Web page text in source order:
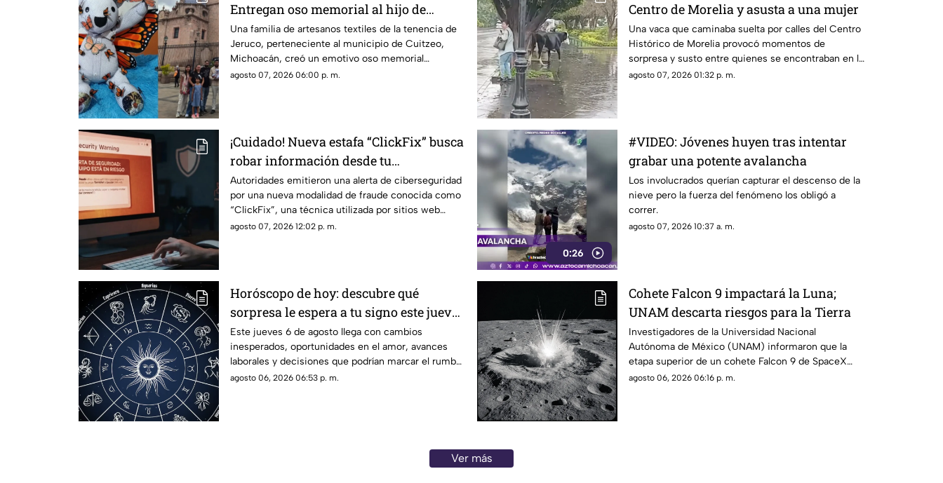
Entregan oso memorial al hijo de
Homero Gómez.
Una familia de artesanos textiles de la tenencia de
Jeruco, perteneciente al municipio de Cuitzeo,
Michoacán, creó un emotivo oso memorial
dedicado a Homero Gómez González, el defensor
agosto 07, 2026 06:00 p. m.
Centro de Morelia y asusta a una mujer
Una vaca que caminaba suelta por calles del Centro
Histórico de Morelia provocó momentos de
sorpresa y susto entre quienes se encontraban en la
zona, luego de que el animal apareciera sobre la
agosto 07, 2026 01:32 p. m.
¡Cuidado! Nueva estafa “ClickFix” busca
robar información desde tu
computadora
Autoridades emitieron una alerta de ciberseguridad
por una nueva modalidad de fraude conocida como
“ClickFix”, una técnica utilizada por sitios web
falsos para engañar a los usuarios y hacer que
agosto 07, 2026 12:02 p. m.
0:26
#VIDEO: Jóvenes huyen tras intentar
grabar una potente avalancha
Los involucrados querían capturar el descenso de la
nieve pero la fuerza del fenómeno los obligó a
correr.
agosto 07, 2026 10:37 a. m.
Horóscopo de hoy: descubre qué
sorpresa le espera a tu signo este jueves
6 de agosto
Este jueves 6 de agosto llega con cambios
inesperados, oportunidades en el amor, avances
laborales y decisiones que podrían marcar el rumbo
de los próximos días. Descubre qué dicen los astros
agosto 06, 2026 06:53 p. m.
Cohete Falcon 9 impactará la Luna;
UNAM descarta riesgos para la Tierra
Investigadores de la Universidad Nacional
Autónoma de México (UNAM) informaron que la
etapa superior de un cohete Falcon 9 de SpaceX
impactará contra la superficie de la Luna en los
agosto 06, 2026 06:16 p. m.
Ver más